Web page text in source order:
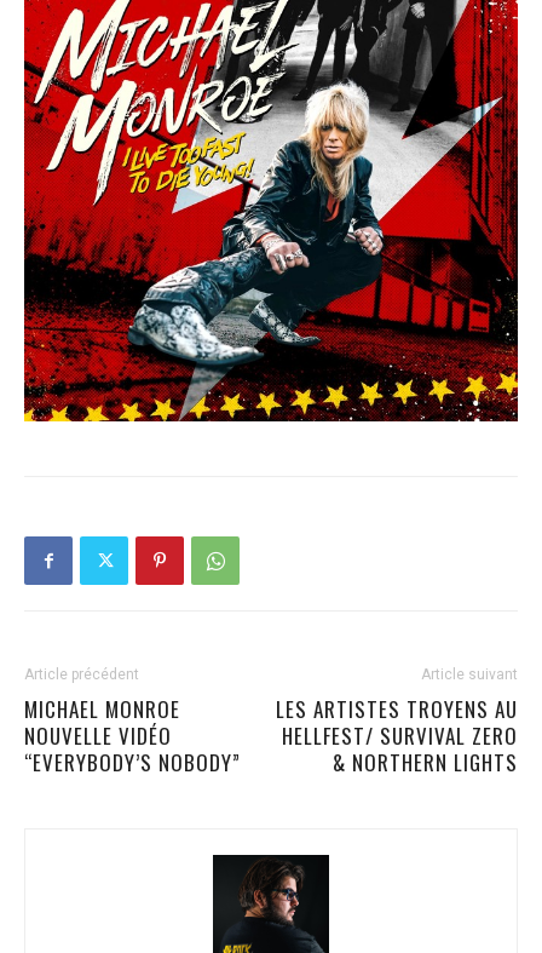
Article précédent
MICHAEL MONROE
NOUVELLE VIDÉO
“EVERYBODY’S NOBODY”
Article suivant
LES ARTISTES TROYENS AU
HELLFEST/ SURVIVAL ZERO
& NORTHERN LIGHTS